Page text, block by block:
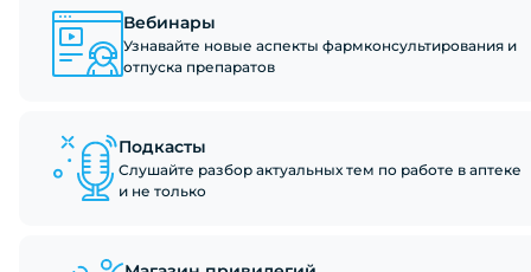
Вебинары
Узнавайте новые аспекты фармконсультирования и
отпуска препаратов
Подкасты
Слушайте разбор актуальных тем по работе в аптеке
и не только